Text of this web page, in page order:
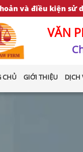
và điều kiện sử
VĂN
CHỦ GIỚI THIỆU DỊCH